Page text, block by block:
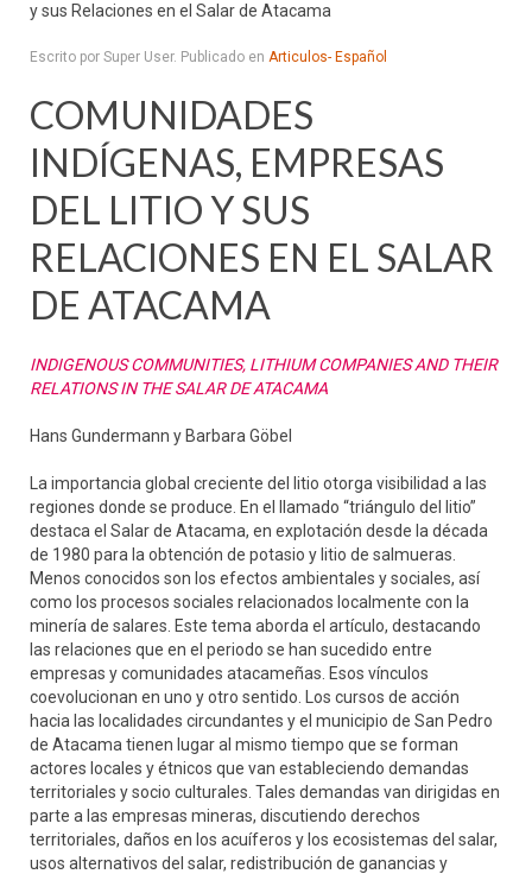
y sus Relaciones en el Salar de Atacama
Escrito por Super User. Publicado en Articulos- Español
COMUNIDADES
INDÍGENAS, EMPRESAS
DEL LITIO Y SUS
RELACIONES EN EL SALAR
DE ATACAMA
INDIGENOUS COMMUNITIES, LITHIUM COMPANIES AND THEIR
RELATIONS IN THE SALAR DE ATACAMA
Hans Gundermann y Barbara Göbel
La importancia global creciente del litio otorga visibilidad a las
regiones donde se produce. En el llamado “triángulo del litio”
destaca el Salar de Atacama, en explotación desde la década
de 1980 para la obtención de potasio y litio de salmueras.
Menos conocidos son los efectos ambientales y sociales, así
como los procesos sociales relacionados localmente con la
minería de salares. Este tema aborda el artículo, destacando
las relaciones que en el periodo se han sucedido entre
empresas y comunidades atacameñas. Esos vínculos
coevolucionan en uno y otro sentido. Los cursos de acción
hacia las localidades circundantes y el municipio de San Pedro
de Atacama tienen lugar al mismo tiempo que se forman
actores locales y étnicos que van estableciendo demandas
territoriales y socio culturales. Tales demandas van dirigidas en
parte a las empresas mineras, discutiendo derechos
territoriales, daños en los acuíferos y los ecosistemas del salar,
usos alternativos del salar, redistribución de ganancias y